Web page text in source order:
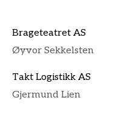
Brageteatret AS
Øyvor Sekkelsten
Takt Logistikk AS
Gjermund Lien